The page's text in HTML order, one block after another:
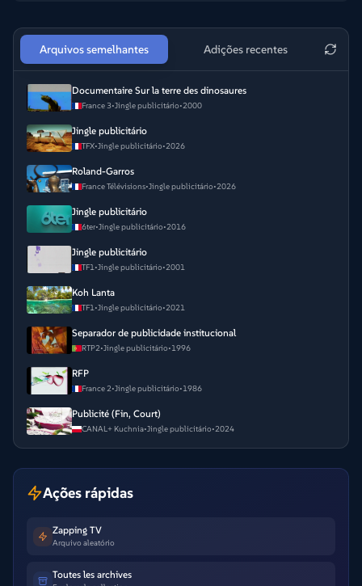
Arquivos semelhantes Adições recentes
Documentaire Sur la terre des dinosaures
France 3•Jingle publicitário•2000
Jingle publicitário
TFX•Jingle publicitário•2026
Roland-Garros
France Télévisions•Jingle publicitário•2026
Jingle publicitário
6ter•Jingle publicitário•2016
Jingle publicitário
TF1•Jingle publicitário•2001
Koh Lanta
TF1•Jingle publicitário•2021
Separador de publicidade institucional
RTP2•Jingle publicitário•1996
RFP
France 2•Jingle publicitário•1986
Publicité (Fin, Court)
CANAL+ Kuchnia•Jingle publicitário•2024
Ações rápidas
Zapping TV
Arquivo aleatório
Toutes les archives